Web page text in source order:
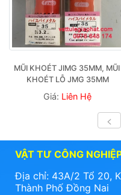
MŨI KHOÉT JIMG 35MM, MŨI
KHOÉT LỖ JMG 35MM
Giá: Liên Hệ
<
VẬT TƯ CÔNG
Địa chỉ: 43A/2 Tổ 20,
Thành Phố Đồng Nai